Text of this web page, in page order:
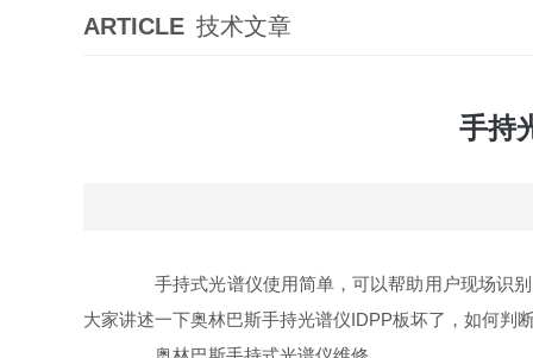
ARTICLE 技术文章
手持
手持式光谱仪使用简单，可以帮助用户现场识别
大家讲述一下奥林巴斯手持光谱仪IDPP板坏了，如何判